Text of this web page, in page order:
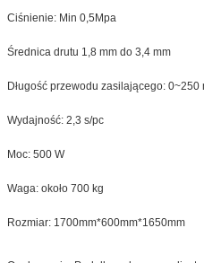
Ciśnienie: Min 0,5Mpa
Średnica drutu 1,8 mm do 3,4 mm
Długość przewodu zasilającego: 0~250
Wydajność: 2,3 s/pc
Moc: 500 W
Waga: około 700 kg
Rozmiar: 1700mm*600mm*1650mm